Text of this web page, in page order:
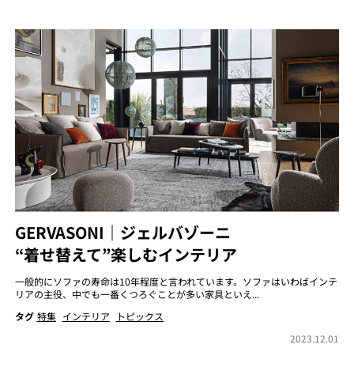
GERVASONI｜ジェルバゾーニ
“着せ替えて”楽しむインテリア
一般的にソファの寿命は10年程度と言われています。ソファはいわばインテ
リアの主役、中でも一番くつろぐことが多い家具といえ...
タグ 特集 インテリア
トピックス
2023.12.01